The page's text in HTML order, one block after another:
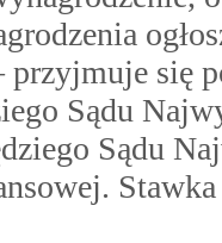
przyjmuje się
Sądu
Sądu